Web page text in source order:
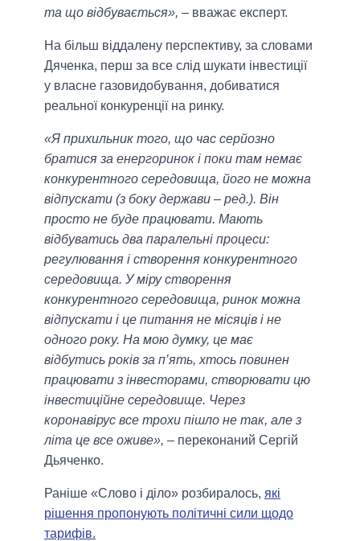
та що відбувається», – вважає експерт.
На більш віддалену перспективу, за словами
Дяченка, перш за все слід шукати інвестиції
у власне газовидобування, добиватися
реальної конкуренції на ринку.
«Я прихильник того, що час серйозно
братися за енергоринок і поки там немає
конкурентного середовища, його не можна
відпускати (з боку держави – ред.). Він
просто не буде працювати. Мають
відбуватись два паралельні процеси:
регулювання і створення конкурентного
середовища. У міру створення
конкурентного середовища, ринок можна
відпускати і це питання не місяців і не
одного року. На мою думку, це має
відбутись років за п’ять, хтось повинен
працювати з інвесторами, створювати цю
інвестиційне середовище. Через
коронавірус все трохи пішло не так, але з
літа це все оживе», – переконаний Сергій
Дьяченко.
Раніше «Слово і діло» розбиралось, які
рішення пропонують політичні сили щодо
тарифів.